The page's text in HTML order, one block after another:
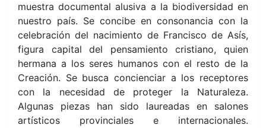
muestra documental alusiva a la biodiversidad en
nuestro país. Se concibe en consonancia con la
celebración del nacimiento de Francisco de Asís,
figura capital del pensamiento cristiano, quien
hermana a los seres humanos con el resto de la
Creación. Se busca concienciar a los receptores
con la necesidad de proteger la Naturaleza.
Algunas piezas han sido laureadas en salones
artísticos provinciales e internacionales.